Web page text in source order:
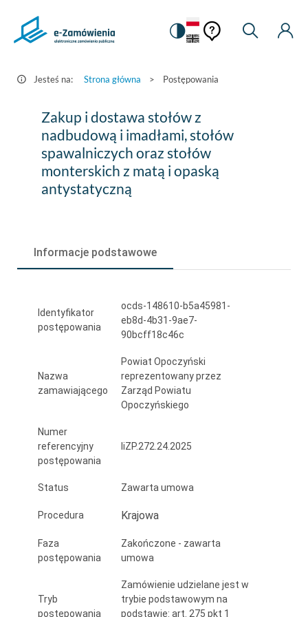
Postępowania
Zamówienia.gov.pl
Zmiana
na
kontrastową
Pomoc
kontekstowa
Pomoc
Moje
Jesteś na: Strona główna > Postępowania
Zakup
dostawa
stołów
imadłami,
spawalniczych
stołów
monterskich
matą
opaską
antystatyczną
Zakup i dostawa stołów z
nadbudową i imadłami, stołów
spawalniczych oraz stołów
monterskich z matą i opaską
antystatyczną
Informacje podstawowe
Identyfikator
postępowania
ocds-148610-b5a45981-
eb8d-4b31-9ae7-
90bcff18c46c
Nazwa
zamawiającego
Powiat Opoczyński
reprezentowany przez
Zarząd Powiatu
Opoczyńskiego
Numer
referencyjny
postępowania
IiZP.272.24.2025
Status Zawarta umowa
Procedura Krajowa
Faza
postępowania
Zakończone - zawarta
umowa
Tryb
postępowania
Zamówienie udzielane jest w
trybie podstawowym na
podstawie: art. 275 pkt 1